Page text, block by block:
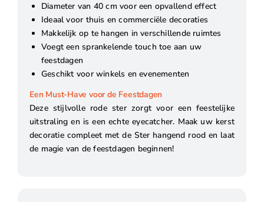
Diameter van 40 cm voor een opvallend effect
Ideaal voor thuis en commerciële decoraties
Makkelijk op te hangen in verschillende ruimtes
Voegt een sprankelende touch toe aan uw
feestdagen
Geschikt voor winkels en evenementen
Een Must-Have voor de Feestdagen
Deze stijlvolle rode ster zorgt voor een feestelijke
uitstraling en is een echte eyecatcher. Maak uw kerst
decoratie compleet met de Ster hangend rood en laat
de magie van de feestdagen beginnen!